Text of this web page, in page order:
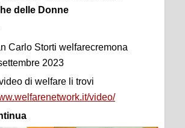
delle Donne
Carlo Storti welfarecremona
2023
di welfare li trovi
video/